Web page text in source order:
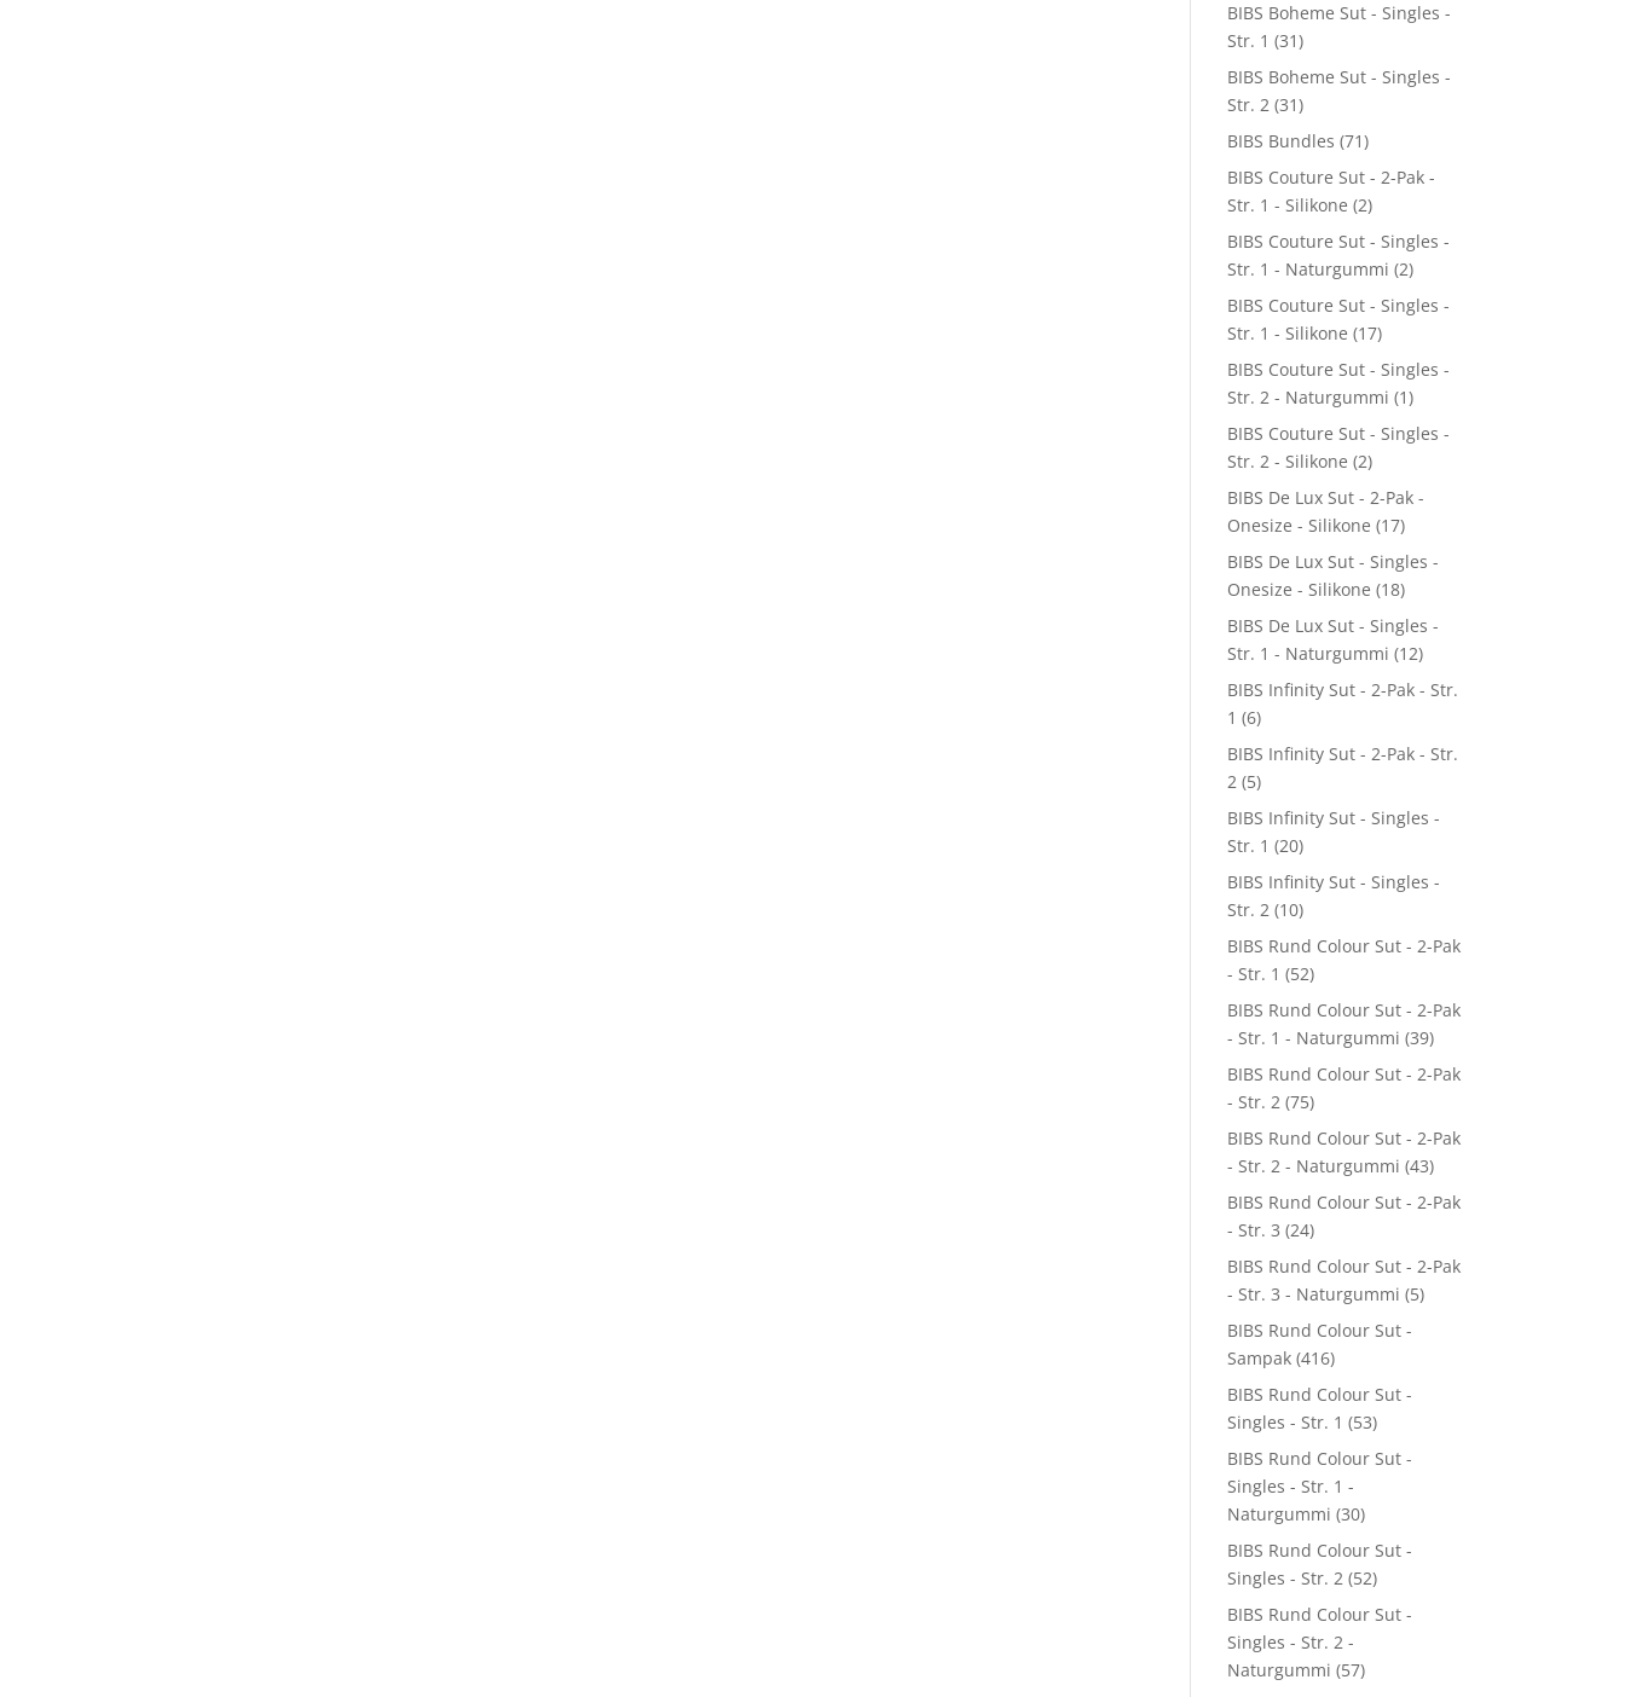
BIBS Boheme Sut - Singles -
Str. 1 (31)
BIBS Boheme Sut - Singles -
Str. 2 (31)
BIBS Bundles (71)
BIBS Couture Sut - 2-Pak -
Str. 1 - Silikone (2)
BIBS Couture Sut - Singles -
Str. 1 - Naturgummi (2)
BIBS Couture Sut - Singles -
Str. 1 - Silikone (17)
BIBS Couture Sut - Singles -
Str. 2 - Naturgummi (1)
BIBS Couture Sut - Singles -
Str. 2 - Silikone (2)
BIBS De Lux Sut - 2-Pak -
Onesize - Silikone (17)
BIBS De Lux Sut - Singles -
Onesize - Silikone (18)
BIBS De Lux Sut - Singles -
Str. 1 - Naturgummi (12)
BIBS Infinity Sut - 2-Pak - Str.
1 (6)
BIBS Infinity Sut - 2-Pak - Str.
2 (5)
BIBS Infinity Sut - Singles -
Str. 1 (20)
BIBS Infinity Sut - Singles -
Str. 2 (10)
BIBS Rund Colour Sut - 2-Pak
- Str. 1 (52)
BIBS Rund Colour Sut - 2-Pak
- Str. 1 - Naturgummi (39)
BIBS Rund Colour Sut - 2-Pak
- Str. 2 (75)
BIBS Rund Colour Sut - 2-Pak
- Str. 2 - Naturgummi (43)
BIBS Rund Colour Sut - 2-Pak
- Str. 3 (24)
BIBS Rund Colour Sut - 2-Pak
- Str. 3 - Naturgummi (5)
BIBS Rund Colour Sut -
Sampak (416)
BIBS Rund Colour Sut -
Singles - Str. 1 (53)
BIBS Rund Colour Sut -
Singles - Str. 1 -
Naturgummi (30)
BIBS Rund Colour Sut -
Singles - Str. 2 (52)
BIBS Rund Colour Sut -
Singles - Str. 2 -
Naturgummi (57)